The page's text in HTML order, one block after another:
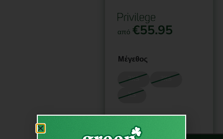
από €55.95
Μέγεθος
3XS 2XS
XS